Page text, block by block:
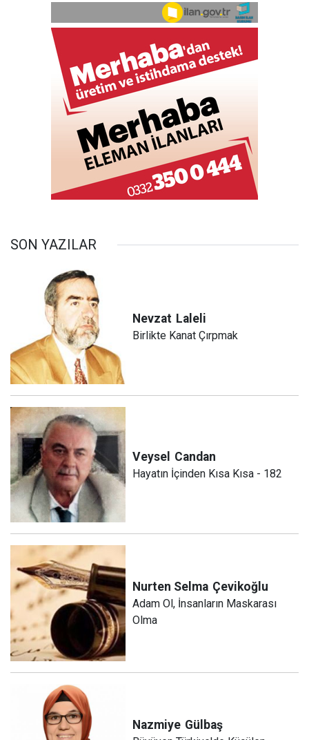
SON YAZILAR
Nevzat Laleli
Birlikte Kanat Çırpmak
Veysel Candan
Hayatın İçinden Kısa Kısa - 182
Nurten Selma Çevikoğlu
Adam Ol, İnsanların Maskarası
Olma
Nazmiye Gülbaş